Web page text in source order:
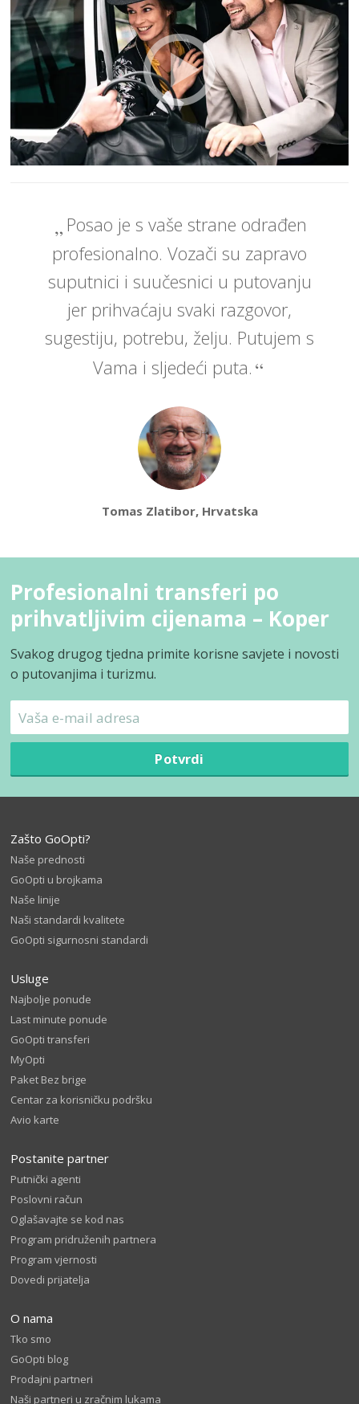
Posao je s vaše strane odrađen
profesionalno. Vozači su zapravo
suputnici i suučesnici u putovanju
jer prihvaćaju svaki razgovor,
sugestiju, potrebu, želju. Putujem s
Vama i sljedeći puta.
Tomas Zlatibor, Hrvatska
Profesionalni transferi po
prihvatljivim cijenama – Koper
Svakog drugog tjedna primite korisne savjete i novosti
o putovanjima i turizmu.
Potvrdi
Zašto GoOpti?
Naše prednosti
GoOpti u brojkama
Naše linije
Naši standardi kvalitete
GoOpti sigurnosni standardi
Usluge
Najbolje ponude
Last minute ponude
GoOpti transferi
MyOpti
Paket Bez brige
Centar za korisničku podršku
Avio karte
Postanite partner
Putnički agenti
Poslovni račun
Oglašavajte se kod nas
Program pridruženih partnera
Program vjernosti
Dovedi prijatelja
O nama
Tko smo
GoOpti blog
Prodajni partneri
Naši partneri u zračnim lukama